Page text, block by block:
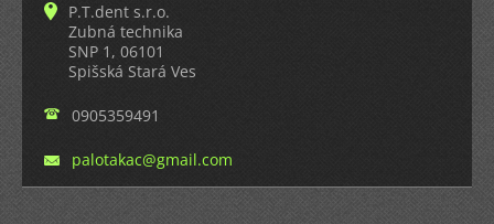
P.T.dent s.r.o.
Zubná technika
SNP 1, 06101
Spišská Stará Ves
0905359491
palotakac@gmail.com